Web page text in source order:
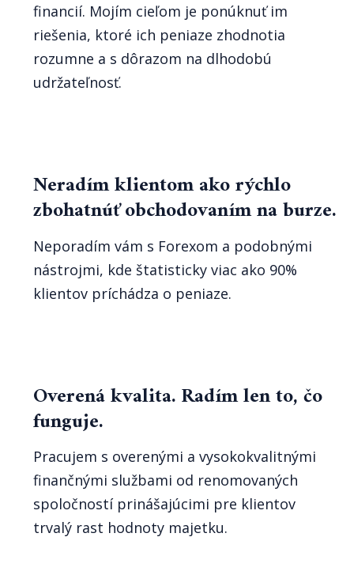
financií. Mojím cieľom je ponúknuť im
riešenia, ktoré ich peniaze zhodnotia
rozumne a s dôrazom na dlhodobú
udržateľnosť.
Neradím klientom ako rýchlo
zbohatnúť obchodovaním na burze.
Neporadím vám s Forexom a podobnými
nástrojmi, kde štatisticky viac ako 90%
klientov príchádza o peniaze.
Overená kvalita. Radím len to, čo
funguje.
Pracujem s overenými a vysokokvalitnými
finančnými službami od renomovaných
spoločností prinášajúcimi pre klientov
trvalý rast hodnoty majetku.